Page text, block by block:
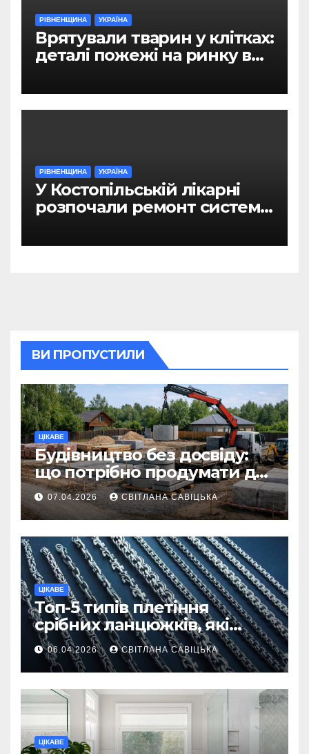
РІВНЕНЩИНА УКРАЇНА
Врятували тварин у клітках:
деталі пожежі на ринку в
РІВНЕНЩИНА УКРАЇНА
У Костопільській лікарні
розпочали ремонт системи
ВИ ПРОПУСТИЛИ
ЦІКАВЕ
Будівництво без досвіду:
що потрібно продумати до
першої доставки на
ділянку
07.04.2026 СВІТЛАНА САВІЦЬКА
ЦІКАВЕ
Топ-5 типів плетіння
срібних ланцюжків, які
вважаються
найнадійнішими
06.04.2026 СВІТЛАНА САВІЦЬКА
ЦІКАВЕ